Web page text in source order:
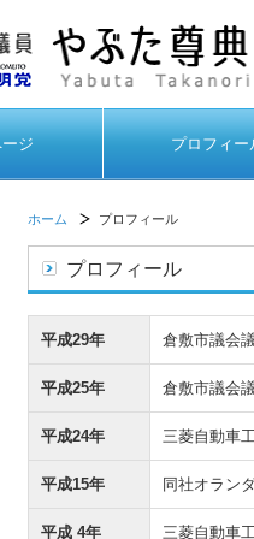
ージ プロフィー
ホーム プロフィール
プロフィール
平成29年 倉敷市議会
平成25年 倉敷市議会
平成24年 三菱自動車
平成15年 同社オラン
平成 4年 三菱自動車